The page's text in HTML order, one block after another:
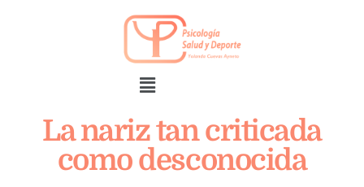
La nariz tan criticada
como desconocida